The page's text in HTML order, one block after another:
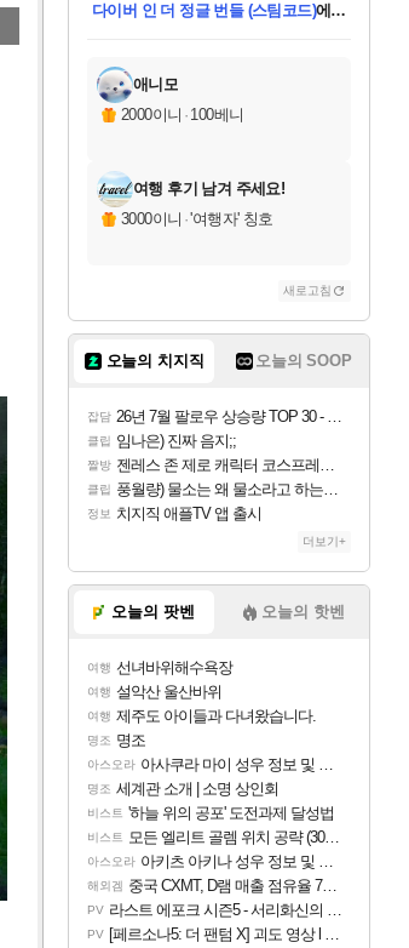
교환.
당첨되셨습니다.
다이버 인 더 정글 번들 (스팀코드)에
당첨되셨습니다.
당첨되셨습니다.
당첨되셨습니다.
당첨되셨습니다.
당첨되셨습니다.
에디션 (스팀코드)
당첨되셨습니다.
애니모
2000이니 · 100베니
여행 후기 남겨 주세요!
3000이니 ·'여행자' 칭호
새로고침
오늘의 치지직 오늘의 SOOP
잡담 26년 7월 팔로우 상승량 TOP 30 - 월간 치지직
클립 임나은) 진짜 음지;;
짤방 젠레스 존 제로 캐릭터 코스프레한 꽁주
클립 풍월량) 물소는 왜 물소라고 하는거야? 아! 그만 ㅋㅋ 알았어 ㅋㅋ
정보 치지직 애플TV 앱 출시
더보기+
오늘의 팟벤 오늘의 핫벤
여행 선녀바위해수욕장
여행 설악산 울산바위
여행 제주도 아이들과 다녀왔습니다.
명조 명조
아스오라 아사쿠라 마이 성우 정보 및 주요 필모
명조 세계관 소개 | 소명 상인회
비스트 '하늘 위의 공포' 도전과제 달성법
비스트 모든 엘리트 골렘 위치 공략 (30개) - 방랑 결투가
아스오라 아키츠 아키나 성우 정보 및 주요 필모
해외겜 중국 CXMT, D램 매출 점유율 7%…글로벌 4위로 부상
PV 라스트 에포크 시즌5 - 서리화신의 분노 티저
PV [페르소나5: 더 팬텀 X] 괴도 영상 l 타카마키 안·댄싱 스타